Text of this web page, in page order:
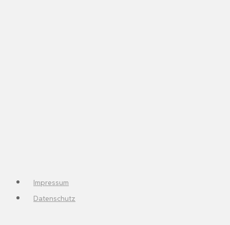
Impressum
Datenschutz